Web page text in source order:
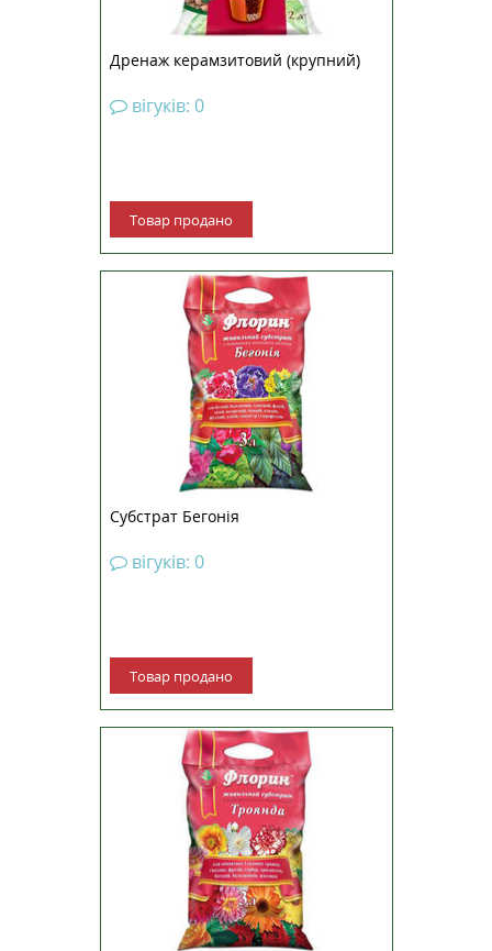
Дренаж керамзитовий (крупний)
вігуків: 0
Товар продано
Субстрат Бегонія
вігуків: 0
Товар продано